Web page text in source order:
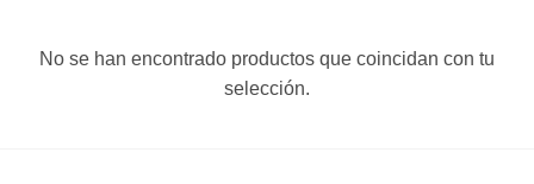
No se han encontrado productos que coincidan con tu
selección.